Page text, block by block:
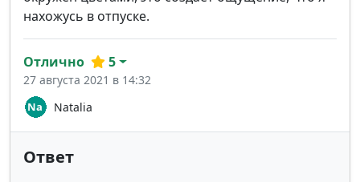
нахожусь в отпуске.
Natalia
Отлично 5
27 августа 2021 в 14:32
Ответ